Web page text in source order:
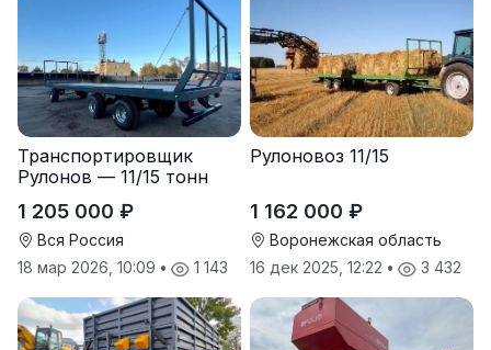
Транспортировщик
Рулонов — 11/15 тонн
1 205 000 ₽
Вся Россия
18 мар 2026, 10:09 • 1 143
Рулоновоз 11/15
1 162 000 ₽
Воронежская область
16 дек 2025, 12:22 • 3 432